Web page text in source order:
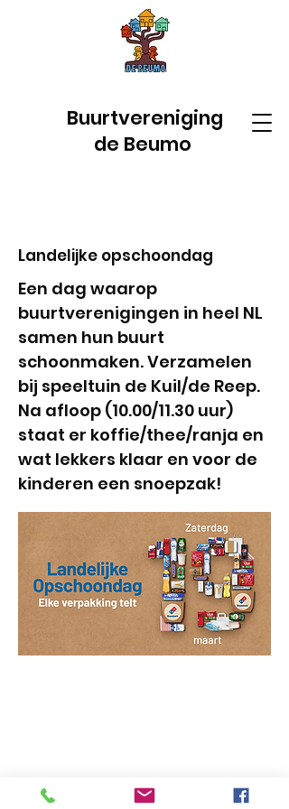
Buurtvereniging
de Beumo
Landelijke opschoondag
Een dag waarop
buurtverenigingen in heel NL
samen hun buurt
schoonmaken. Verzamelen
bij speeltuin de Kuil/de Reep.
Na afloop (10.00/11.30 uur)
staat er koffie/thee/ranja en
wat lekkers klaar en voor de
kinderen een snoepzak!